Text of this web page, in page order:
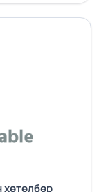
хөтөлбөр